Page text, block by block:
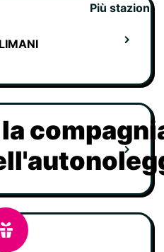
Più stazioni